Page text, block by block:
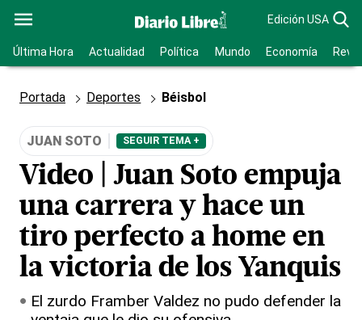
Edición USA
Última Hora Actualidad Política Mundo Economía
Portada Deportes Béisbol
JUAN SOTO SEGUIR TEMA +
Video | Juan Soto empuja
una carrera y hace un
tiro perfecto a home en
la victoria de los Yanquis
El zurdo Framber Valdez no pudo defender la